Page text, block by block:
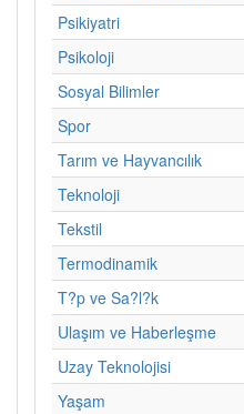
Psikiyatri
Psikoloji
Sosyal Bilimler
Spor
Tarım ve Hayvancılık
Teknoloji
Tekstil
Termodinamik
T?p ve Sa?l?k
Ulaşım ve Haberleşme
Uzay Teknolojisi
Yaşam